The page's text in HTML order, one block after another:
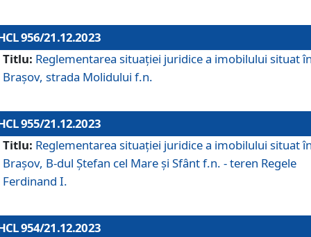
956/21.12.2023
Titlu: Reglementarea situației juridice a imobilului situat
Brașov, strada Molidului f.n.
955/21.12.2023
Titlu: Reglementarea situației juridice a imobilului situat
Brașov, B-dul Ștefan cel Mare și Sfânt f.n. - teren Regele
Ferdinand I.
954/21.12.2023